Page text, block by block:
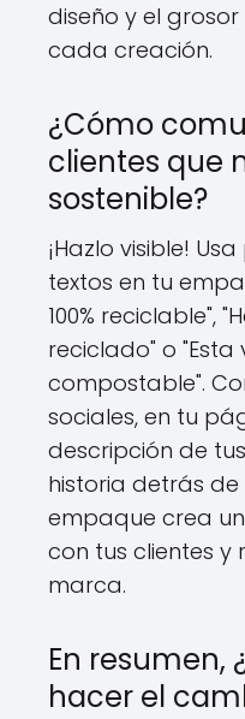
diseño y el
cada creación.
¿Cómo
clientes que
sostenible?
¡Hazlo visible!
textos en tu
100% reciclable",
reciclado" o "Esta
compostable".
sociales, en tu
descripción de
historia detrás
empaque crea
con tus clientes y
marca.
En resumen,
hacer el